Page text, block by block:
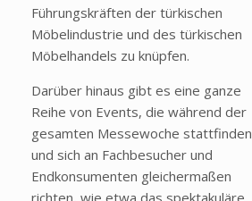
Führungskräften der türkischen
Möbelindustrie und des türkischen
Möbelhandels zu knüpfen.
Darüber hinaus gibt es eine ganze
Reihe von Events, die während der
gesamten Messewoche stattfinden
und sich an Fachbesucher und
Endkonsumenten gleichermaßen